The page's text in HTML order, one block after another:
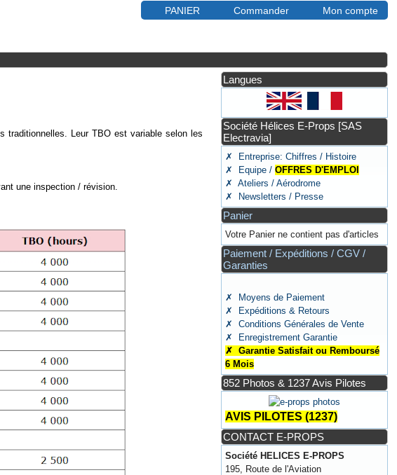
PANIER Commander Mon compte
traditionnelles. Leur TBO est variable selon les
une inspection / révision.
Langues
Société Hélices E-Props [SAS
Electravia]
✗ Entreprise: Chiffres / Histoire
✗ Equipe /OFFRES D'EMPLOI
✗ Ateliers / Aérodrome
✗ Newsletters / Presse
Panier
Votre Panier ne contient pas d'articles
Paiement / Expéditions / CGV /
Garanties
✗ Moyens de Paiement
✗ Expéditions & Retours
✗ Conditions Générales de Vente
✗ Enregistrement Garantie
✗ Garantie Satisfait ou Remboursé
6 Mois
852 Photos & 1237 Avis Pilotes
AVIS PILOTES (1237)
CONTACT E-PROPS
Société HELICES E-PROPS
195, Route de l'Aviation